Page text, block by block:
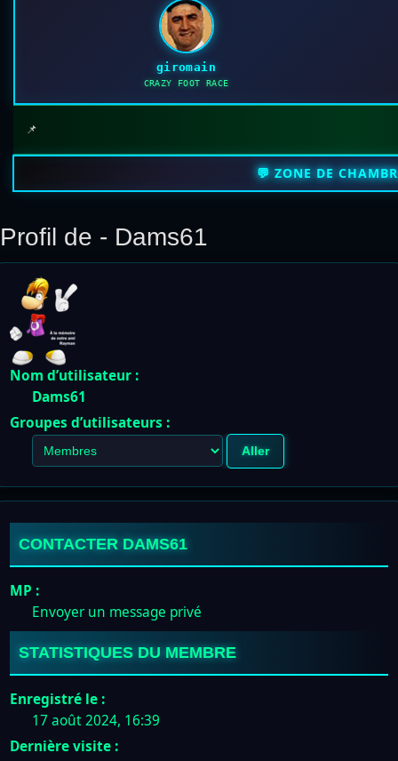
giromain
CRAZY FOOT RACE
📌
💬 ZONE DE
Profil de - Dams61
Nom d’utilisateur :
Dams61
Groupes d’utilisateurs :
CONTACTER DAMS61
MP :
Envoyer un message privé
STATISTIQUES DU MEMBRE
Enregistré le :
17 août 2024, 16:39
Dernière visite :